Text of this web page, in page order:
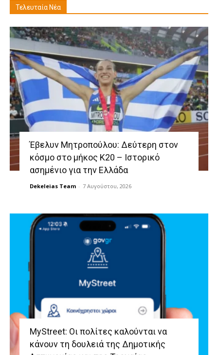
Τελευταία Νέα
Έβελυν Μητροπούλου: Δεύτερη στον
κόσμο στο μήκος Κ20 – Ιστορικό
ασημένιο για την Ελλάδα
Dekeleias Team - 7 Αυγούστου, 2026
MyStreet: Οι πολίτες καλούνται να
κάνουν τη δουλειά της Δημοτικής